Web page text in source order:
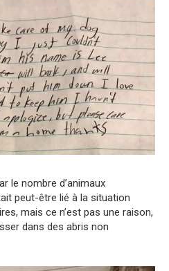
le nombre d’animaux
peut-être lié à la situation
mais ce n’est pas une raison,
dans des abris non